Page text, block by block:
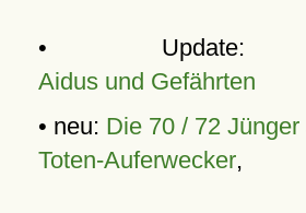
•
Aidus und Gefährten
• neu: Die 70 / 72
Toten-Auferwecker,